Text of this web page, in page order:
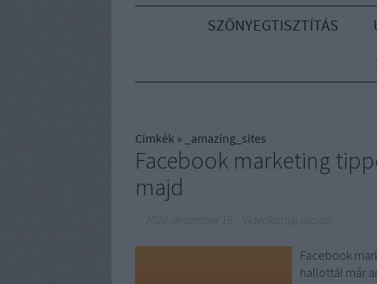
SZŐNYEGTISZTÍTÁS
Címkék » _amazing_sites
Facebook marketing
majd
Facebook
hallottál már